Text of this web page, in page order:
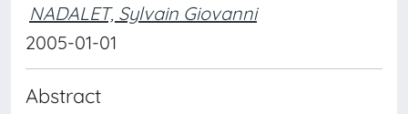
NADALET, Sylvain Giovanni
2005-01-01
Abstract